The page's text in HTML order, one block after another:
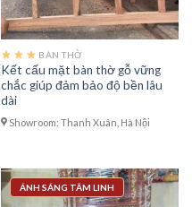
BÀN THỜ
Kết cấu mặt bàn thờ gỗ vững
chắc giúp đảm bảo độ bền lâu
dài
Showroom: Thanh Xuân, Hà Nội
ÁNH SÁNG TÂM LINH